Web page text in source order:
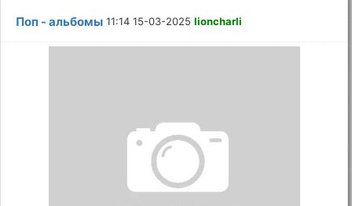
Поп - альбомы 11:14 15-03-2025lioncharli